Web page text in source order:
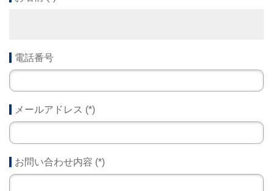
電話番号
メールアドレス (*)
お問い合わせ内容 (*)